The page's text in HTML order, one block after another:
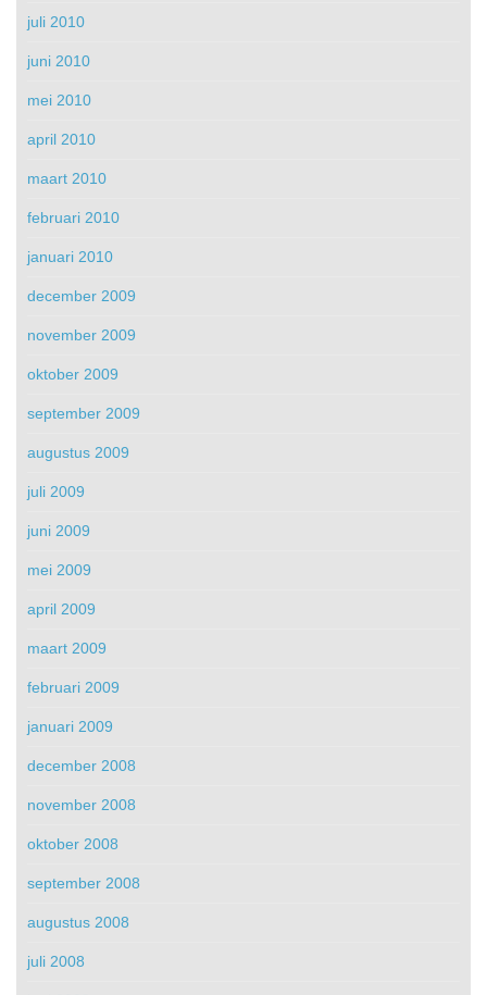
juli 2010
juni 2010
mei 2010
april 2010
maart 2010
februari 2010
januari 2010
december 2009
november 2009
oktober 2009
september 2009
augustus 2009
juli 2009
juni 2009
mei 2009
april 2009
maart 2009
februari 2009
januari 2009
december 2008
november 2008
oktober 2008
september 2008
augustus 2008
juli 2008